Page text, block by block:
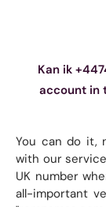
Kan ik
account in
You can do it,
with our
UK number
all-important